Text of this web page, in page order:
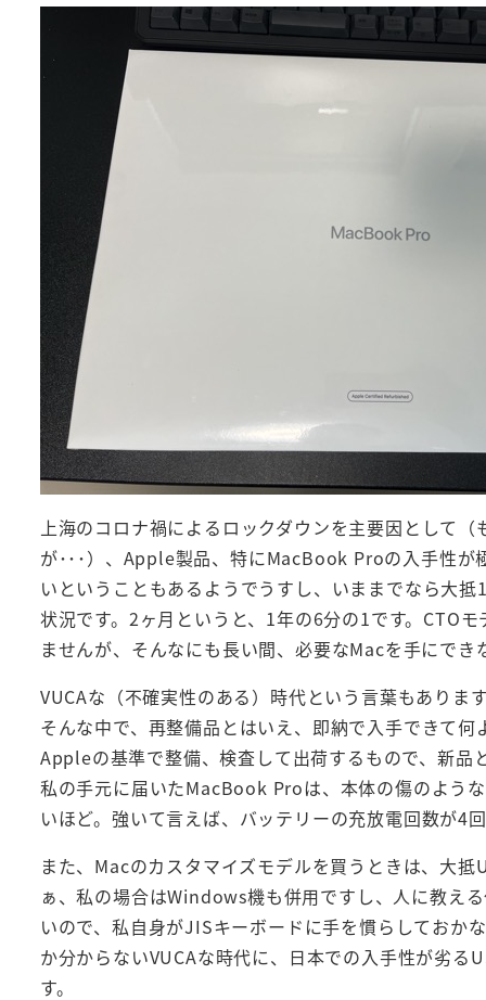
上海のコロナ禍によるロックダウンを主要因として
が･･･）、Apple製品、特にMacBook Proの入手性
いということもあるようでうすし、いままでなら大
状況です。2ヶ月というと、1年の6分の1です。CTO
ませんが、そんなにも長い間、必要なMacを手にで
VUCAな（不確実性のある）時代という言葉もあり
そんな中で、再整備品とはいえ、即納で入手できて
Appleの基準で整備、検査して出荷するもので、新
私の手元に届いたMacBook Proは、本体の傷のよう
いほど。強いて言えば、バッテリーの充放電回数が4
また、Macのカスタマイズモデルを買うときは、大
ぁ、私の場合はWindows機も併用ですし、人に教え
いので、私自身がJISキーボードに手を慣らしておか
か分からないVUCAな時代に、日本での入手性が劣
す。